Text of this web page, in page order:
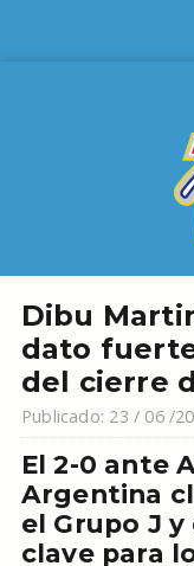
Dibu
dato
del cierre
Publicado: 23 / 06 /
El 2-0 ante
Argentina
el Grupo J
clave para